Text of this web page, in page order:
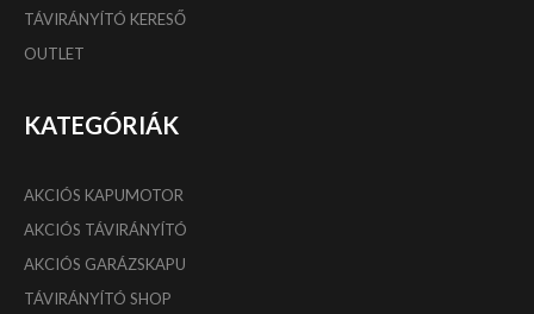
TÁVIRÁNYÍTÓ KERESŐ
OUTLET
KATEGÓRIÁK
AKCIÓS KAPUMOTOR
AKCIÓS TÁVIRÁNYÍTÓ
AKCIÓS GARÁZSKAPU
TÁVIRÁNYÍTÓ SHOP